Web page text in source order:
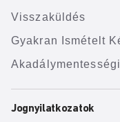
Visszaküldés
Gyakran Ismételt
Jognyilatkozatok